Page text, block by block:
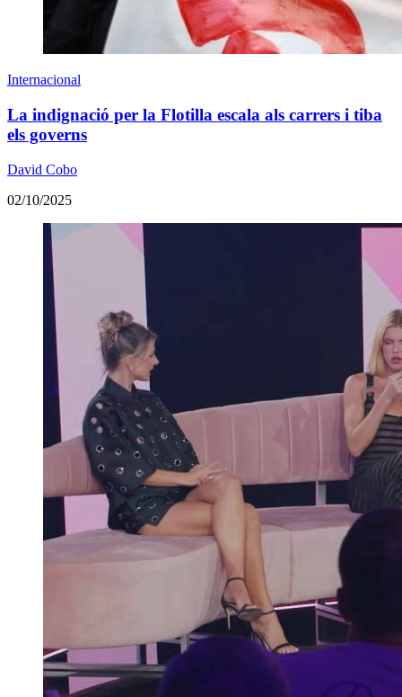
Internacional
La indignació per la Flotilla escala als carrers i tiba
els governs
David Cobo
02/10/2025